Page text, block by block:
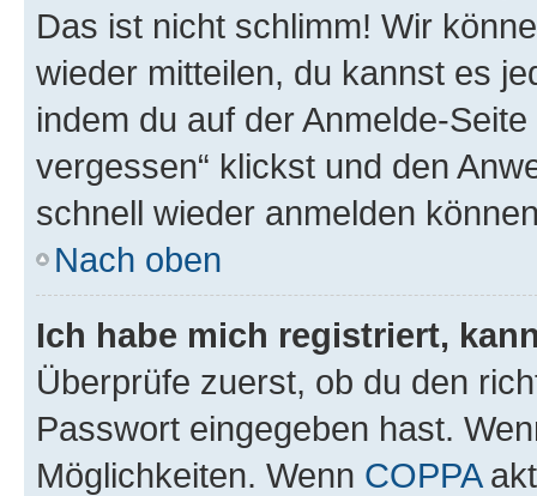
Das ist nicht schlimm! Wir
wieder mitteilen, du kannst es
indem du auf der Anmelde-
vergessen“ klickst und den
schnell wieder anmelden
Nach oben
Ich habe mich registriert,
Überprüfe zuerst, ob du den
Passwort eingegeben hast.
Möglichkeiten. Wenn COPPA